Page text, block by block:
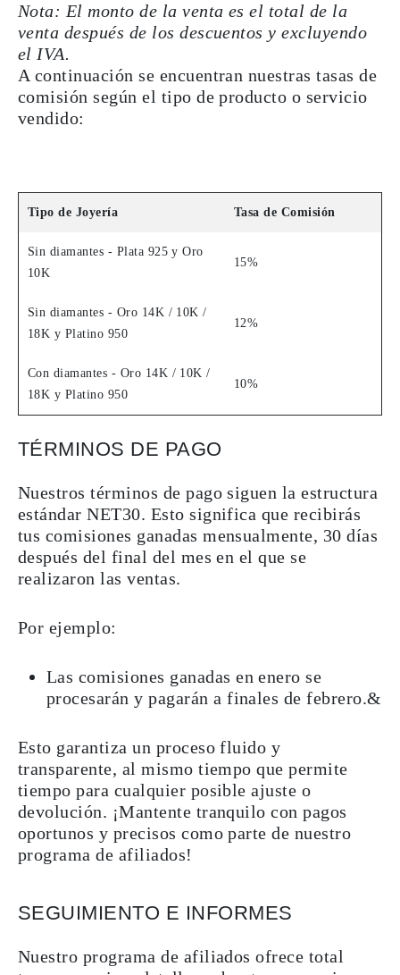
Nota: El monto de la venta es el total de la
venta después de los descuentos y excluyendo
el IVA.
A continuación se encuentran nuestras tasas de
comisión según el tipo de producto o servicio
vendido:
Tipo de Joyería Tasa de Comisión
Sin diamantes - Plata 925 y Oro
10K
15%
Sin diamantes - Oro 14K / 10K /
18K y Platino 950
12%
Con diamantes - Oro 14K / 10K /
18K y Platino 950
10%
TÉRMINOS DE PAGO
Nuestros términos de pago siguen la estructura
estándarNET30. Esto significa que recibirás
tus comisiones ganadas mensualmente, 30 días
después del final del mes en el que se
realizaron las ventas.
Por ejemplo:
Las comisiones ganadas en enero se
procesarán y pagarán a finales de febrero.&
Esto garantiza un proceso fluido y
transparente, al mismo tiempo que permite
tiempo para cualquier posible ajuste o
devolución. ¡Mantente tranquilo con pagos
oportunos y precisos como parte de nuestro
programa de afiliados!
SEGUIMIENTO E INFORMES
Nuestro programa de afiliados ofrece total